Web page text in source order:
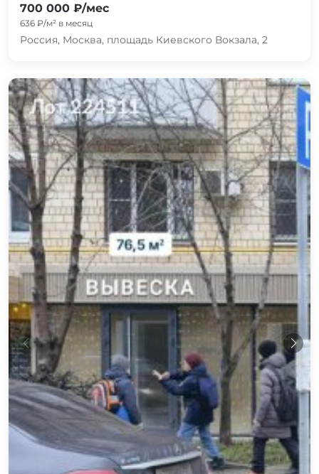
700 000 ₽/мес
636 ₽/м² в месяц
Россия, Москва, площадь Киевского Вокзала, 2